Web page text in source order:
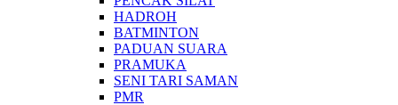
HADROH
BATMINTON
PADUAN SUARA
PRAMUKA
SENI TARI SAMAN
PMR